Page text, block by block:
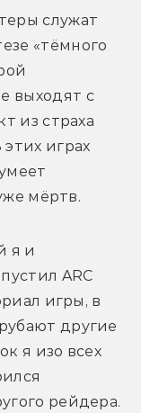
служат
«тёмного
выходят с
из страха
играх
мёртв.
я и
ARC
игры, в
другие
я изо всех
рейдера.